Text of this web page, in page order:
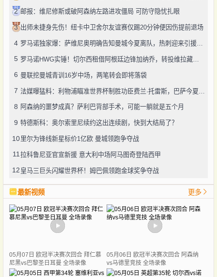
2 邮报：维尼修斯或破阿森纳左路进攻僵局 可防守隐忧扎眼
3 出师未捷身先伤！纽卡中卫舍尔友谊赛仅踢20分钟便因伤提前退场
4 罗马诺独家爆：萨维尼奥明确告知曼城今夏离队，热刺迎来引援良机
5 罗马诺HWG实锤！切尔西租借阿根廷边锋加纳乔，转投维拉藏连锁效应？
6 曼联挖曼城青训16岁中场，两笔转会即将落袋
7
8 阿森纳的噩梦成真？萨利巴背部手术，可能一躺就是五个月
9 特德斯科：奥尔索里尼续约这出连续剧，快到大结局了？
10里尔为锋线新星标价1亿欧 曼城领跑争夺战
11拉科鲁尼亚官宣新援 意大利中场阿马图奇登陆西甲
12 皇马三巨头闪耀世界杯！姆巴佩领跑金球奖争夺战
最新视频 更多
05月07日 欧冠半决赛次回合 拜仁慕
尼黑vs巴黎圣日耳曼 全场录像
05月06日 欧冠半决赛次回合 阿森纳
vs马德里竞技 全场录像